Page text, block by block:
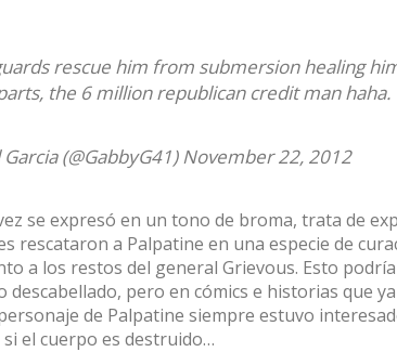
rescue him from submersion healing
the 6 million republican credit man haha.
(@GabbyG41)November 22, 2012
se expresó en un tono de broma, trata de
rescataron a Palpatine en una especie de
a los restos del general Grievous. Esto
descabellado, pero en cómics e historias que
de Palpatine siempre estuvo
si el cuerpo es destruido…